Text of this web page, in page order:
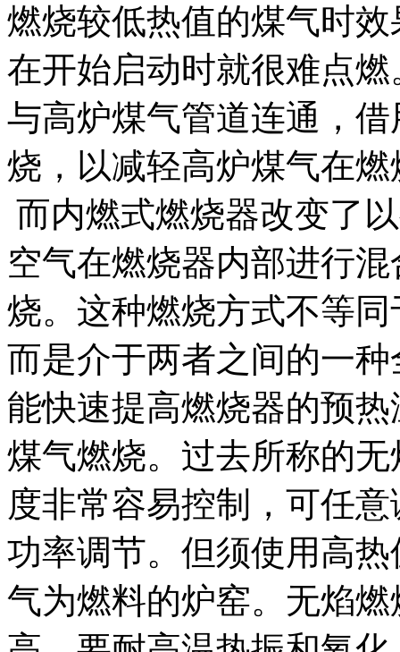
燃烧较低热值的煤气时
在开始启动时就很难点
与高炉煤气管道连通，
烧，以减轻高炉煤气在
而内燃式燃烧器改变了
空气在燃烧器内部进行
烧。这种燃烧方式不等
而是介于两者之间的一
能快速提高燃烧器的预
煤气燃烧。过去所称的
度非常容易控制，可任
功率调节。但须使用高
气为燃料的炉窑。无焰